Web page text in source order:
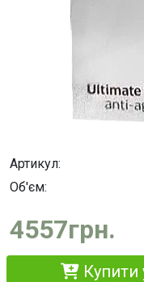
Артикул:
Об'єм:
4557грн.
Купити